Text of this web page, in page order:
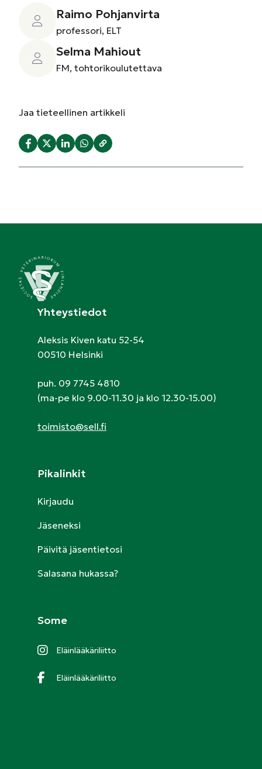
Raimo Pohjanvirta
professori, ELT
Selma Mahiout
FM, tohtorikoulutettava
Jaa tieteellinen artikkeli
Yhteystiedot
Aleksis Kiven katu 52-54
00510 Helsinki
puh. 09 7745 4810
(ma-pe klo 9.00-11.30 ja klo 12.30-15.00)
toimisto@sell.fi
Pikalinkit
Kirjaudu
Jäseneksi
Päivitä jäsentietosi
Salasana hukassa?
Some
Eläinlääkäriliitto
Eläinlääkäriliitto